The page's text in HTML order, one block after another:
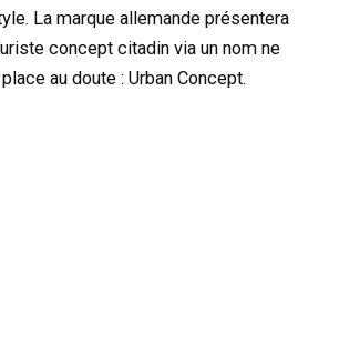
La marque allemande présentera
concept citadin via un nom ne
au doute : Urban Concept.